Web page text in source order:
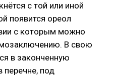
с той или иной
появится ореол
с которым можно
В свою
в законченную
перечне, под